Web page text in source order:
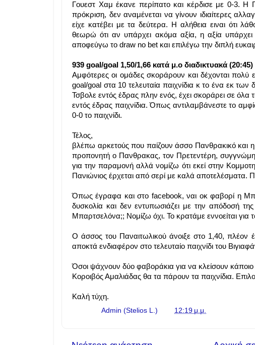
Γουεστ Χαμ έκανε περίπατο και κέρδισε με 0-3. Η
πρόκριση, δεν αναμένεται να γίνουν ιδιαίτερες
είχε κατέβει με τα δεύτερα. Η αλήθεια ειναι ότι
θεωρώ ότι αν υπάρχει ακόμα αξία, η αξία υπάρχει
αποφεύγω το draw no bet και επιλέγω την διπλή
939 goal/goal 1,50/1,66 κατά μ.ο διαδικτυακά (20:45)
Αμφότερες οι ομάδες σκοράρουν και δέχονται
goal/goal στα 10 τελευταία παιχνίδια κ το ένα εκ
Τσβολε εντός έδρας πλην ενός, έχει σκοράρει σε όλα
εντός έδρας παιχνίδια. Όπως αντιλαμβάνεστε το
0-0 το παιχνίδι.
Τέλος,
βλέπω αρκετούς που παίζουν άσσο Πανθρακικό και
προπονητή ο Πανθρακας, τον Πρετεντέρη,
για την παραμονή αλλά νομίζω ότι εκεί στην
Πανιώνιος έρχεται από σερί με καλά
Όπως έγραφα και στο facebook, ναι οκ φαβορί η
δυσκολία και δεν εντυπωσιάζει με την απόδοσή
Μπαρτσελόνα;; Νομίζω όχι. Το κρατάμε εννοείται
Ο άσσος του Παναιτωλικού άνοιξε στο 1,40, πλέον
αποκτά ενδιαφέρον στο τελευταίο παιχνίδι του
Όσοι ψάχνουν δύο φαβοράκια για να κλείσουν
Κοροιβός Αμαλιάδας θα τα πάρουν τα παιχνίδια.
Καλή τύχη.
Admin (Stelios L.) 12:19 μ.μ.